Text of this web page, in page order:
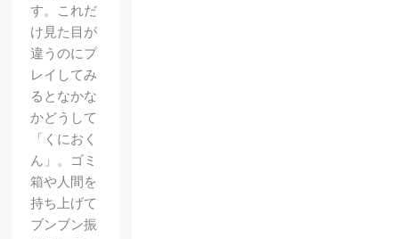
す。これだ
け見た目が
違うのにプ
レイしてみ
るとなかな
かどうして
「くにおく
ん」。ゴミ
箱や人間を
持ち上げて
ブンブン振
【アス